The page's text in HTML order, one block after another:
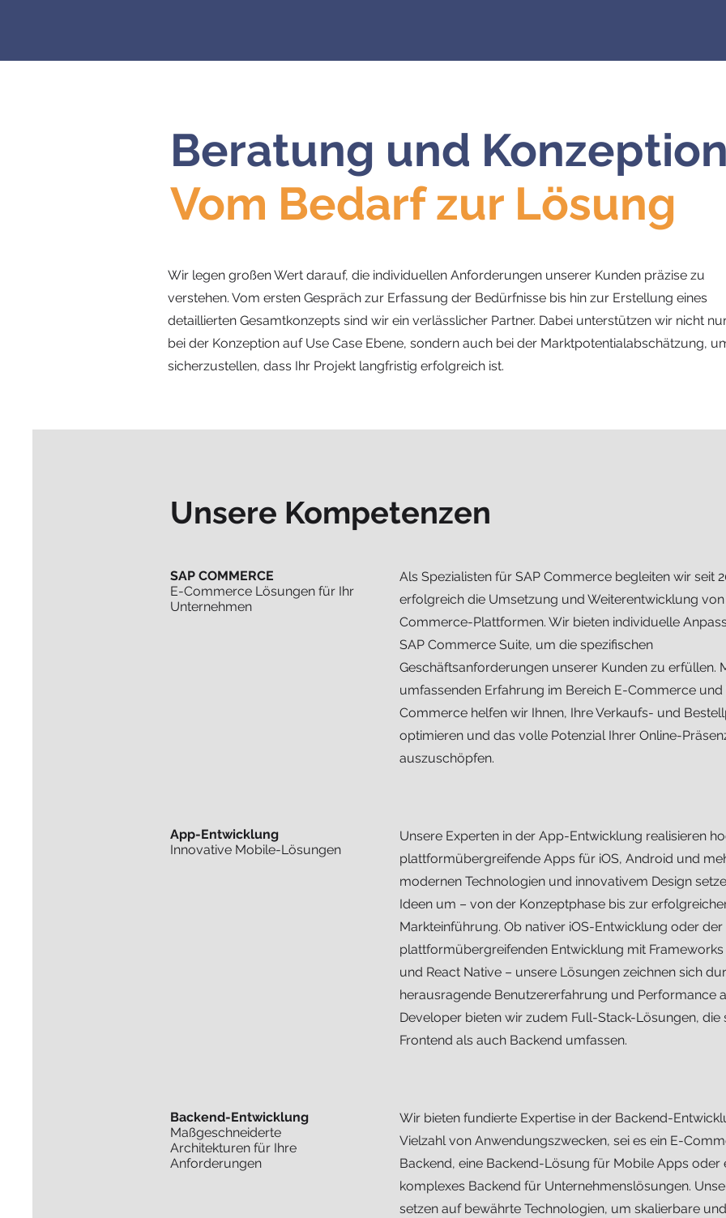
Beratung und
Vom Bedarf zur Lösung
Wir legen großen Wert darauf, die individuellen Anforderungen unserer Kunden präzise zu
verstehen. Vom ersten Gespräch zur Erfassung der Bedürfnisse bis hin zur Erstellung eines
detaillierten Gesamtkonzepts sind wir ein verlässlicher Partner. Dabei unterstützen wir nicht
bei der Konzeption auf Use Case Ebene, sondern auch bei der Marktpotentialabschätzung,
sicherzustellen, dass Ihr Projekt langfristig erfolgreich ist.
Unsere Kompetenzen
SAP COMMERCE
E-Commerce Lösungen für Ihr
Unternehmen
Als Spezialisten für SAP Commerce begleiten wir seit
erfolgreich die Umsetzung und Weiterentwicklung von
Commerce-Plattformen. Wir bieten individuelle
SAP Commerce Suite, um die spezifischen
Geschäftsanforderungen unserer Kunden zu erfüllen.
umfassenden Erfahrung im Bereich E-Commerce und
Commerce helfen wir Ihnen, Ihre Verkaufs- und
optimieren und das volle Potenzial Ihrer Online-
auszuschöpfen.
App-Entwicklung
Innovative Mobile-Lösungen
Unsere Experten in der App-Entwicklung realisieren
plattformübergreifende Apps für iOS, Android und
modernen Technologien und innovativem Design
Ideen um – von der Konzeptphase bis zur
Markteinführung. Ob nativer iOS-Entwicklung oder der
plattformübergreifenden Entwicklung mit
und React Native – unsere Lösungen zeichnen sich
herausragende Benutzererfahrung und Performance
Developer bieten wir zudem Full-Stack-Lösungen, die
Frontend als auch Backend umfassen.
Backend-Entwicklung
Maßgeschneiderte
Architekturen für Ihre
Anforderungen
Wir bieten fundierte Expertise in der Backend-
Vielzahl von Anwendungszwecken, sei es ein E-
Backend, eine Backend-Lösung für Mobile Apps oder
komplexes Backend für Unternehmenslösungen.
setzen auf bewährte Technologien, um skalierbare